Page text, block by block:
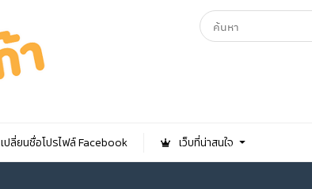
เปลี่ยนชื่อโปรไฟล์ Facebook เว็บที่น่าสนใจ